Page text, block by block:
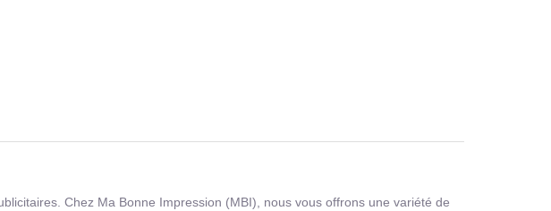
Chez Ma Bonne Impression (MBI), nous vous offrons une variété de